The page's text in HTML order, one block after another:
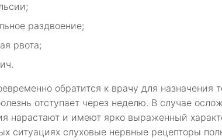
раздвоение;
рвота;
обратится к врачу для назначения
отступает через неделю. В случае
нарастают и имеют ярко выраженный
ситуациях слуховые нервные рецепторы